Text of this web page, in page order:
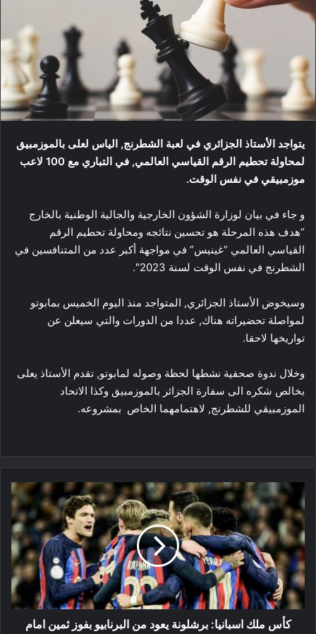
يتواجد الأستاذ الجزائري في لعبة الشطرنج, الياس لعلى بالموزمبيق
لمحاولة تحطيم الرقم القياسي العالمي, في التباري مع 100 لاعب
موزمبيقي في نفس الوقت.
و جاء في بيان لوزارة الشؤون الخارجية والجالية الوطنية بالخارج
“هدف هذه المرحلة هو تحسين نتائجه ومحاولة تحطيم الرقم
القياسي العالمي “غينيس” في مواجهة أكبر عدد من المتنافسين في
الشطرنج في نفس الوقت لسنة 2023″.
وسيخوض الأستاذ الجزائري, المتواجد منذ اليوم الخميس بمابوتو
لمواصلة تحضيراته هناك, عددا من الدورات والتي سيعلن عن
تواريخها لاحقا.
وخلال ندوة صحفية نشطها لحظة وصوله لمابوتو, تقدم الأستاذ يعلى
بخالص شكره الى سفارة الجزائر بالموزمبيق وكذا الاتحاد
الموزمبيقي للشطرنج, لاهتمامهما الخاص بمشروعه.
كأس
ملك
اسبانيا:
برشلونة
يعود
من
البرنابيو
بفوز
ثمين
امامكأس ملك اسبانيا: برشلونة يعود من البرنابيو بفوز ثمين امام